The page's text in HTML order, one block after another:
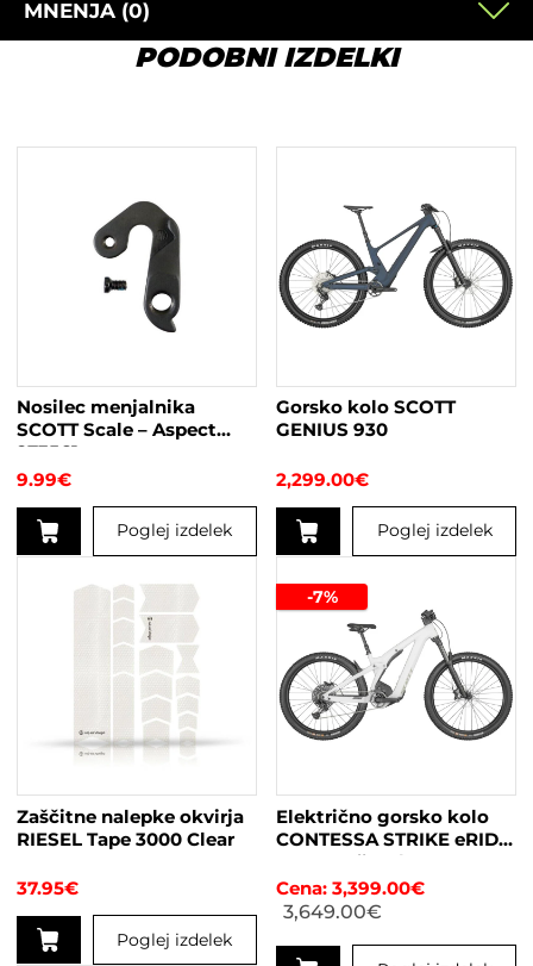
MNENJA (0)
PODOBNI IZDELKI
Nosilec menjalnika
SCOTT Scale – Aspect
273561
9.99€
Poglej izdelek
Gorsko kolo SCOTT
GENIUS 930
2,299.00€
Poglej izdelek
izdelek
ima
različic.
Možnosti
lahko
izberete
strani
izdelka
Zaščitne nalepke okvirja
RIESEL Tape 3000 Clear
37.95€
Poglej izdelek
-7%
Električno gorsko kolo
CONTESSA STRIKE eRIDE
910 EVO žensko
3,399.00€
3,649.00€